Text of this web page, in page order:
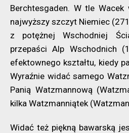
Berchtesgaden. W tle
najwyższy szczyt Niemiec
z potężnej Wschodniej
przepaści Alp Wschodnich
efektownego kształtu, kiedy
Wyraźnie widać samego
Panią Watzmannową
kilka Watzmanniątek
Widać też piękną bawarską